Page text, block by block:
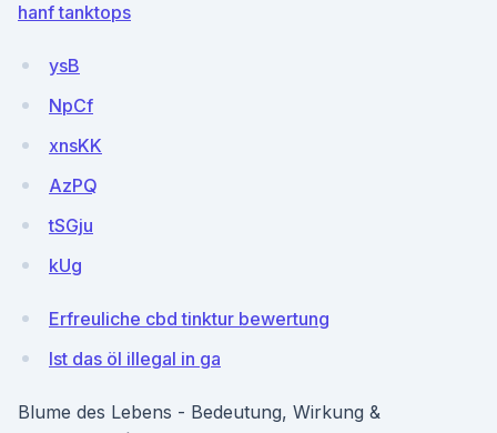
hanf tanktops
ysB
NpCf
xnsKK
AzPQ
tSGju
kUg
Erfreuliche cbd tinktur bewertung
Ist das öl illegal in ga
Blume des Lebens - Bedeutung, Wirkung &